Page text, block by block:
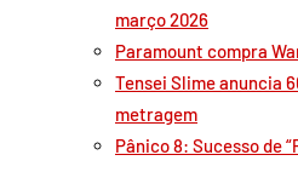
março 2026
Paramount compra
Tensei Slime anuncia
metragem
Pânico 8: Sucesso de